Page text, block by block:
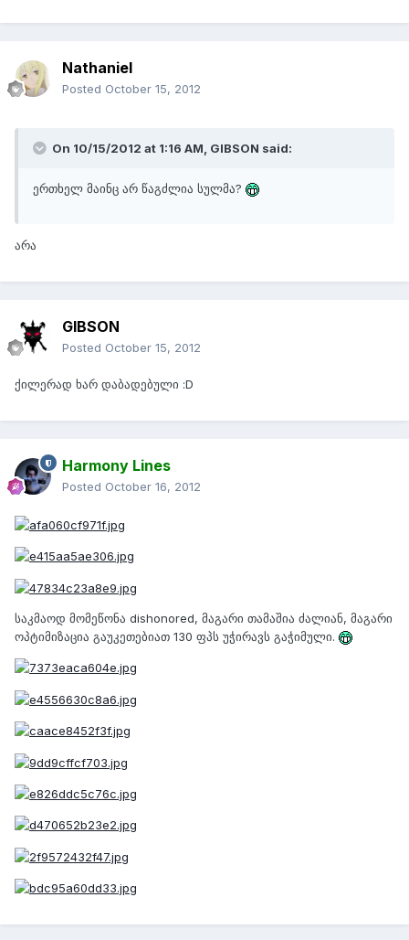
Nathaniel
Posted October 15, 2012
On 10/15/2012 at 1:16 AM, GIBSON said:
ერთხელ მაინც არ წაგძლია სულმა?
არა
GIBSON
Posted October 15, 2012
ქილერად ხარ დაბადებული :D
Harmony Lines
Posted October 16, 2012
საკმაოდ მომეწონა dishonored, მაგარი თამაშია ძალიან, მაგარი
ოპტიმიზაცია გაუკეთებიათ 130 ფპს უჭირავს გაჭიმული.